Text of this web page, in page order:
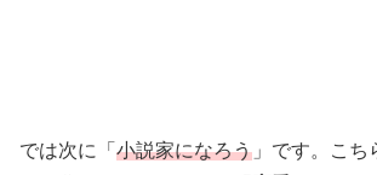
では次に「 小説家になろう 」です。こち